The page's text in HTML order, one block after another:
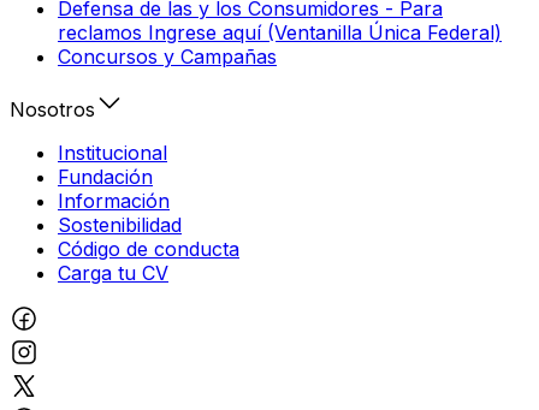
Defensa de las y los Consumidores - Para
reclamos Ingrese aquí (Ventanilla Única Federal)
Concursos y Campañas
Nosotros
Institucional
Fundación
Información
Sostenibilidad
Código de conducta
Carga tu CV